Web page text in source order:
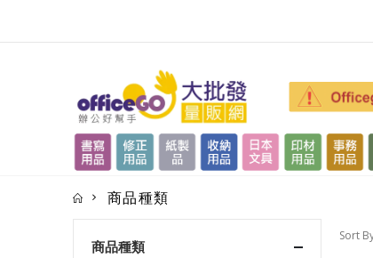
商品種類
Sort
商品種類